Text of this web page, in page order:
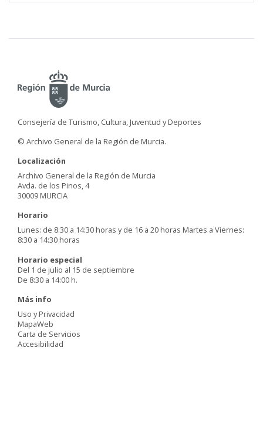
Consejería de Turismo, Cultura, Juventud y Deportes
© Archivo General de la Región de Murcia.
Localización
Archivo General de la Región de Murcia
Avda. de los Pinos, 4
30009 MURCIA
Horario
Lunes: de 8:30 a 14:30 horas y de 16 a 20 horas Martes a Viernes:
8:30 a 14:30 horas
Horario especial
Del 1 de julio al 15 de septiembre
De 8:30 a 14:00 h.
Más info
Uso y Privacidad
MapaWeb
Carta de Servicios
Accesibilidad